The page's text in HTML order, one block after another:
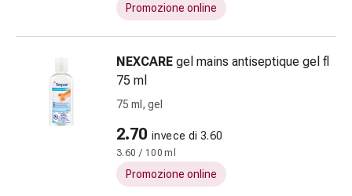
sostegno
Circolazione
sanguigna
Cessazione
fumo
Vene
Coagulazione
sangue
Promozione online
NEXCARE gel mains antiseptique gel fl
75 ml
75 ml, gel
2.70 invece di 3.60
3.60 / 100 ml
Promozione online